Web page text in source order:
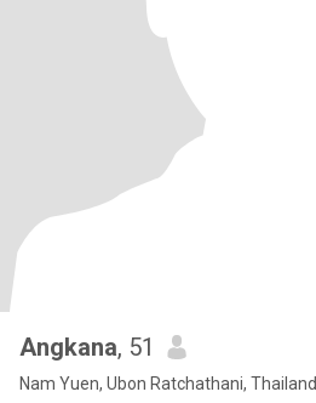
Angkana, 51
Nam Yuen, Ubon Ratchathani, Thailand